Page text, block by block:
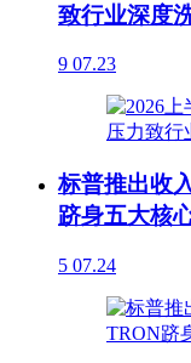
致行业深度
9 07.23
标普推出收
跻身五大核
5 07.24